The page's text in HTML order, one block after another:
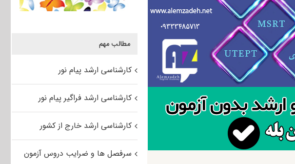
مطالب مهم
کارشناسی ارشد پیام نور
کارشناسی ارشد فراگیر پیام نور
کارشناسی ارشد خارج از کشور
سرفصل ها و ضرایب دروس آزمون